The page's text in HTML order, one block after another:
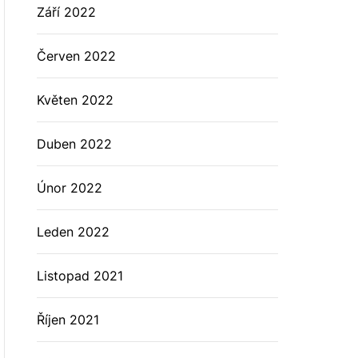
Září 2022
Červen 2022
Květen 2022
Duben 2022
Únor 2022
Leden 2022
Listopad 2021
Říjen 2021